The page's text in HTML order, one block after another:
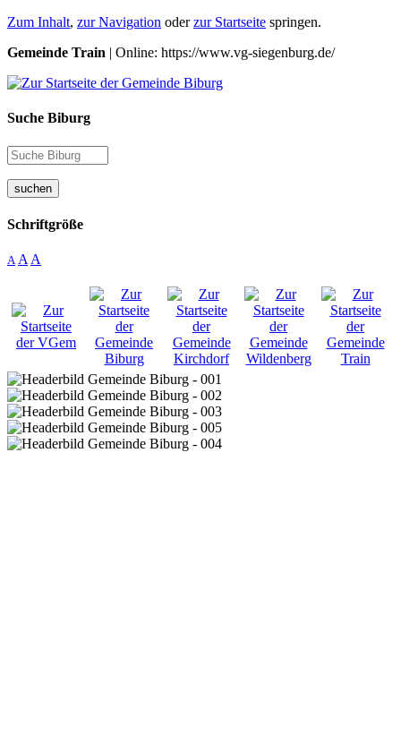
Zum Inhalt, zur Navigation oderzur Startseite springen.
Gemeinde Train | Online: https://www.vg-siegenburg.de/
Suche Biburg
suchen
Schriftgröße
A A A